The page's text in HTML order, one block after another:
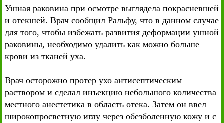
Ушная раковина при осмотре выглядела покрасневшей
и отекшей. Врач сообщил Ральфу, что в данном случае
для того, чтобы избежать развития деформации ушной
раковины, необходимо удалить как можно больше
крови из тканей уха.
Врач осторожно протер ухо антисептическим
раствором и сделал инъекцию небольшого количества
местного анестетика в область отека. Затем он ввел
широкопросветную иглу через обезболенную кожу и с